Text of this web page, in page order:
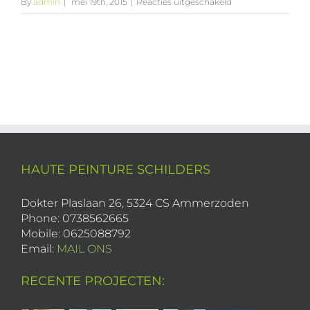
sunrise-
HAUTE PEINTURE SCHILDERS
Dokter Plaslaan 26, 5324 CS Ammerzoden
Phone: 0738562665
Mobile: 0625088792
Email: MAIL ONS
RECENTE PROJECTEN: